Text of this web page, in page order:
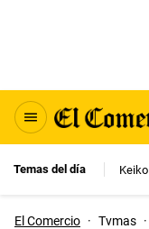
Temas del día
El Comercio · Tvmas ·